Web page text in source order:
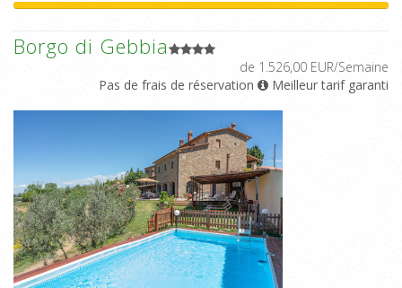
Borgo di Gebbia
de 1.526,00 EUR/Semaine
Pas de frais de réservation
Meilleur tarif garanti